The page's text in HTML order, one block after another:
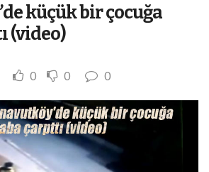
küçük bir çocuğa
(video)
0 0 0